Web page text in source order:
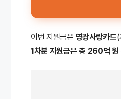
이번 지원금은 영광사랑카드(
1차분 지원금은 총 260억 원